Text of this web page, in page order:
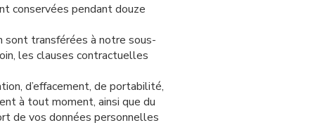
conservées pendant douze
sont transférées à notre sous-
les clauses contractuelles
d’effacement, de portabilité,
à tout moment, ainsi que du
de vos données personnelles